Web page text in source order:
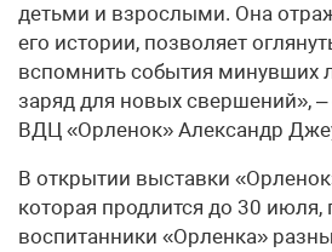
детьми и взрослыми. Она
его истории, позволяет
вспомнить события минувших
заряд для новых свершений»,
ВДЦ «Орленок» Александр
В открытии выставки
которая продлится до 30 июля,
воспитанники «Орленка»